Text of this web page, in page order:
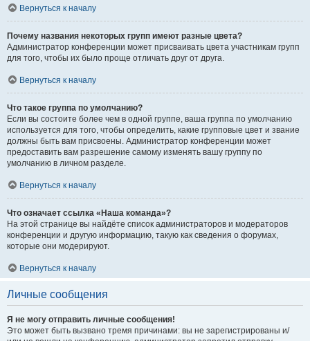
Вернуться к началу
Почему названия некоторых групп имеют разные цвета?
Администратор конференции может присваивать цвета участникам групп
для того, чтобы их было проще отличать друг от друга.
Вернуться к началу
Что такое группа по умолчанию?
Если вы состоите более чем в одной группе, ваша группа по умолчанию
используется для того, чтобы определить, какие групповые цвет и звание
должны быть вам присвоены. Администратор конференции может
предоставить вам разрешение самому изменять вашу группу по
умолчанию в личном разделе.
Вернуться к началу
Что означает ссылка «Наша команда»?
На этой странице вы найдёте список администраторов и модераторов
конференции и другую информацию, такую как сведения о форумах,
которые они модерируют.
Вернуться к началу
Личные сообщения
Я не могу отправить личные сообщения!
Это может быть вызвано тремя причинами: вы не зарегистрированы и/